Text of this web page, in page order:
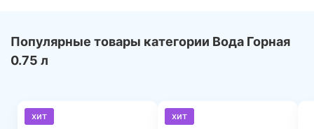
Популярные товары категории Вода Горная
0.75 л
хит хит